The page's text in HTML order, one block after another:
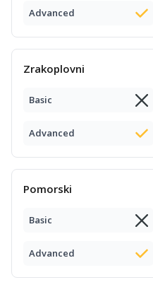
Advanced
Zrakoplovni
Basic
Advanced
Pomorski
Basic
Advanced